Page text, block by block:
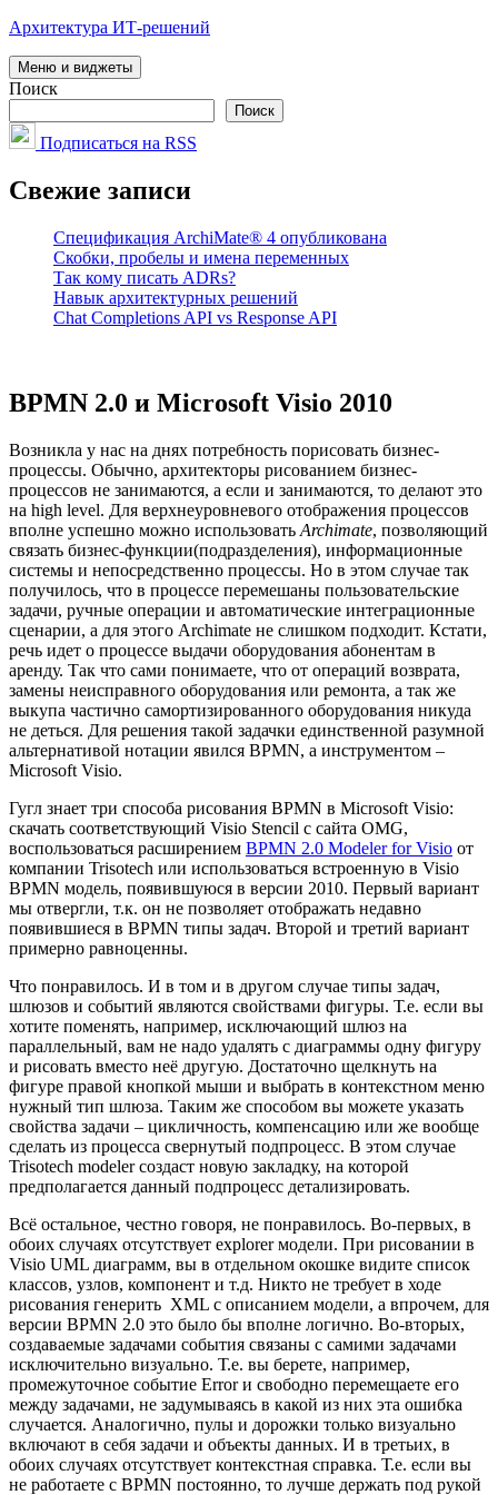
Перейти
содержимому
Архитектура ИТ-решений
Меню и виджеты
Поиск
Поиск
Подписаться на RSS
Свежие записи
Спецификация ArchiMate® 4 опубликована
Скобки, пробелы и имена переменных
Так кому писать ADRs?
Навык архитектурных решений
Chat Completions API vs Response API
BPMN 2.0 и Microsoft Visio 2010
Возникла у нас на днях потребность порисовать бизнес-
процессы. Обычно, архитекторы рисованием бизнес-
процессов не занимаются, а если и занимаются, то делают это
на high level. Для верхнеуровневого отображения процессов
вполне успешно можно использовать Archimate, позволяющий
связать бизнес-функции(подразделения), информационные
системы и непосредственно процессы. Но в этом случае так
получилось, что в процессе перемешаны пользовательские
задачи, ручные операции и автоматические интеграционные
сценарии, а для этого Archimate не слишком подходит. Кстати,
речь идет о процессе выдачи оборудования абонентам в
аренду. Так что сами понимаете, что от операций возврата,
замены неисправного оборудования или ремонта, а так же
выкупа частично самортизированного оборудования никуда
не деться. Для решения такой задачки единственной разумной
альтернативой нотации явился BPMN, а инструментом –
Microsoft Visio.
Гугл знает три способа рисования BPMN в Microsoft Visio:
скачать соответствующий Visio Stencil с сайта OMG,
воспользоваться расширением BPMN 2.0 Modeler for Visio от
компании Trisotech или использоваться встроенную в Visio
BPMN модель, появившуюся в версии 2010. Первый вариант
мы отвергли, т.к. он не позволяет отображать недавно
появившиеся в BPMN типы задач. Второй и третий вариант
примерно равноценны.
Что понравилось. И в том и в другом случае типы задач,
шлюзов и событий являются свойствами фигуры. Т.е. если вы
хотите поменять, например, исключающий шлюз на
параллельный, вам не надо удалять с диаграммы одну фигуру
и рисовать вместо неё другую. Достаточно щелкнуть на
фигуре правой кнопкой мыши и выбрать в контекстном меню
нужный тип шлюза. Таким же способом вы можете указать
свойства задачи – цикличность, компенсацию или же вообще
сделать из процесса свернутый подпроцесс. В этом случае
Trisotech modeler создаст новую закладку, на которой
предполагается данный подпроцесс детализировать.
Всё остальное, честно говоря, не понравилось. Во-первых, в
обоих случаях отсутствует explorer модели. При рисовании в
Visio UML диаграмм, вы в отдельном окошке видите список
классов, узлов, компонент и т.д. Никто не требует в ходе
рисования генерить XML с описанием модели, а впрочем, для
версии BPMN 2.0 это было бы вполне логично. Во-вторых,
создаваемые задачами события связаны с самими задачами
исключительно визуально. Т.е. вы берете, например,
промежуточное событие Error и свободно перемещаете его
между задачами, не задумываясь в какой из них эта ошибка
случается. Аналогично, пулы и дорожки только визуально
включают в себя задачи и объекты данных. И в третьих, в
обоих случаях отсутствует контекстная справка. Т.е. если вы
не работаете с BPMN постоянно, то лучше держать под рукой